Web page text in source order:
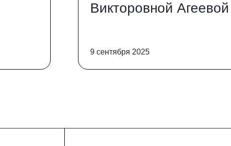
Викторовной Агеевой
9 сентября 2025